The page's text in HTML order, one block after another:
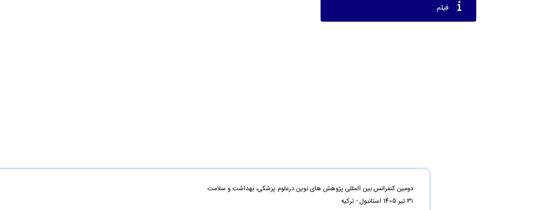
فیلم
دومین کنفرانس بین المللی پژوهش های نوین درعلوم پزشکی، بهداشت و سلامت
31 تیر 1405 استانبول - ترکیه